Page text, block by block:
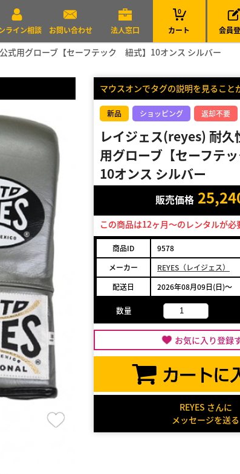
ライン相談 お問い合わせ 法人窓口 カート
0
会員
式用グローブ【セーフテック 紐式】10オンス シルバー
マウスオンでタグの説明を見ること
新品 ショッピング 返却不要
レイジェス(reyes) 耐久
用グローブ【セーフテ
10オンス シルバー
販売価格
この商品は12ヶ月～のレンタルが必
商品ID
9578
メーカー
REYES（レイジェス）
配送日
2026年08月09日(日)～
数量
お気に入り登録
REYES さんに
メッセージを送る